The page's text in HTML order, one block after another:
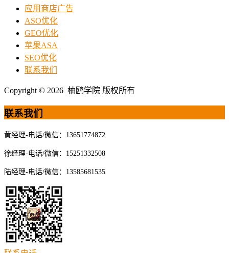
应用商店广告
ASO优化
GEO优化
苹果ASA
SEO优化
联系我们
Copyright © 2026 柚鸥学院 版权所有
联系我们
黄经理-电话/微信：13651774872
徐经理-电话/微信：15251332508
陆经理-电话/微信：13585681535